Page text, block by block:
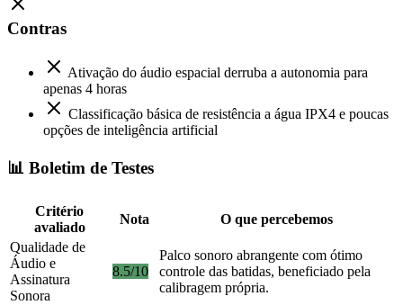
Contras
Ativação do áudio espacial derruba a autonomia para
apenas 4 horas
Classificação básica de resistência a água IPX4 e poucas
opções de inteligência artificial
📊 Boletim de Testes
Critério
avaliado
Nota
O que percebemos
Qualidade de
Áudio e
Assinatura
Sonora
8.5/10
Palco sonoro abrangente com ótimo
controle das batidas, beneficiado pela
calibragem própria.